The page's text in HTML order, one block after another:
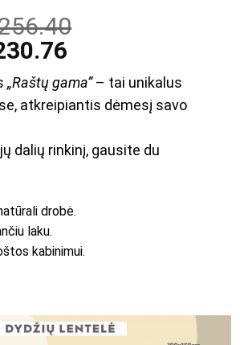
„Raštų gama”– tai unikalus
atkreipiantis dėmesį savo
dalių rinkinį, gausite du
drobė.
laku.
kabinimui.